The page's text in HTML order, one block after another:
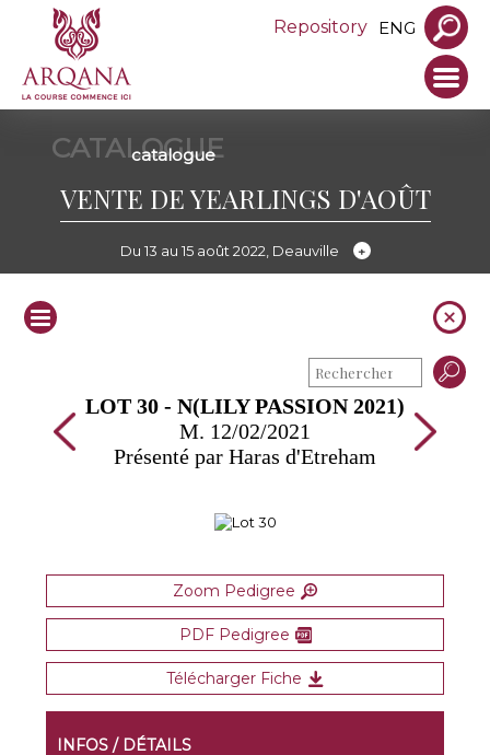
Repository ENG
CATALOGUE
catalogue
VENTE DE YEARLINGS D'AOÛT
Du 13 au 15 août 2022, Deauville
LOT 30 - N(LILY PASSION 2021)
M. 12/02/2021
Présenté par Haras d'Etreham
Zoom Pedigree
PDF Pedigree
Télécharger Fiche
INFOS / DÉTAILS